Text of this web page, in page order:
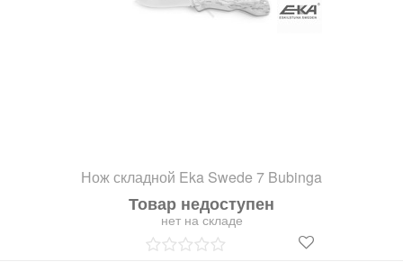
Нож складной Eka Swede 7 Bubinga
Товар недоступен
нет на складе